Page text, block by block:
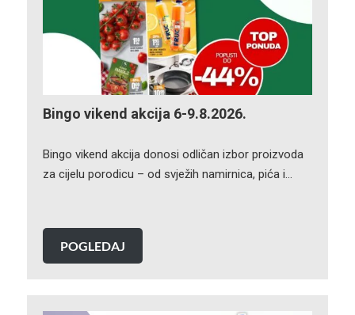
Bingo vikend akcija 6-9.8.2026.
Bingo vikend akcija donosi odličan izbor proizvoda
za cijelu porodicu – od svježih namirnica, pića i…
POGLEDAJ